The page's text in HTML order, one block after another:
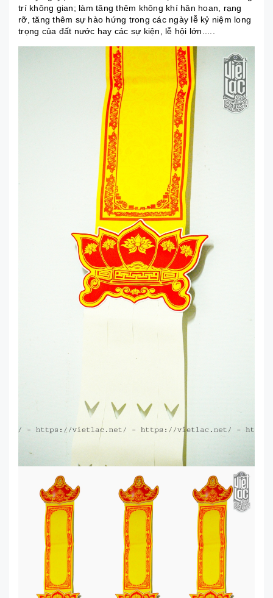
trí không gian; làm tăng thêm không khí hân hoan, rạng
rỡ, tăng thêm sự hào hứng trong các ngày lễ kỷ niệm long
trọng của đất nước hay các sự kiện, lễ hội lớn.....